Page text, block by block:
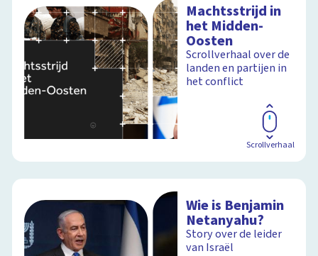
Machtsstrijd in
het Midden-
Oosten
Scrollverhaal over de
landen en partijen in
het conflict
Scrollverhaal
Wie is Benjamin
Netanyahu?
Story over de leider
van Israël